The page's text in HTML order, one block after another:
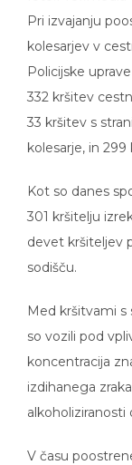
Pri izvajanju
kolesarjev v
Policijske
332 kršitev
33 kršitev s
kolesarje, in 299
Kot so danes
301 kršitelju
devet kršiteljev
sodišču.
Med kršitvami s
so vozili pod
koncentracija
izdihanega
alkoholiziranosti
V času